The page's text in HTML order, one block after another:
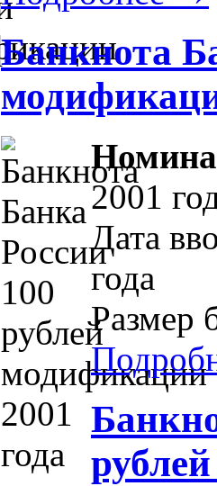
Банкнота
2001
Дата
года
Размер